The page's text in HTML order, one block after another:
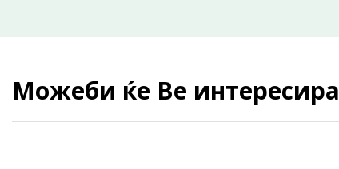
Можеби ќе Ве интересира